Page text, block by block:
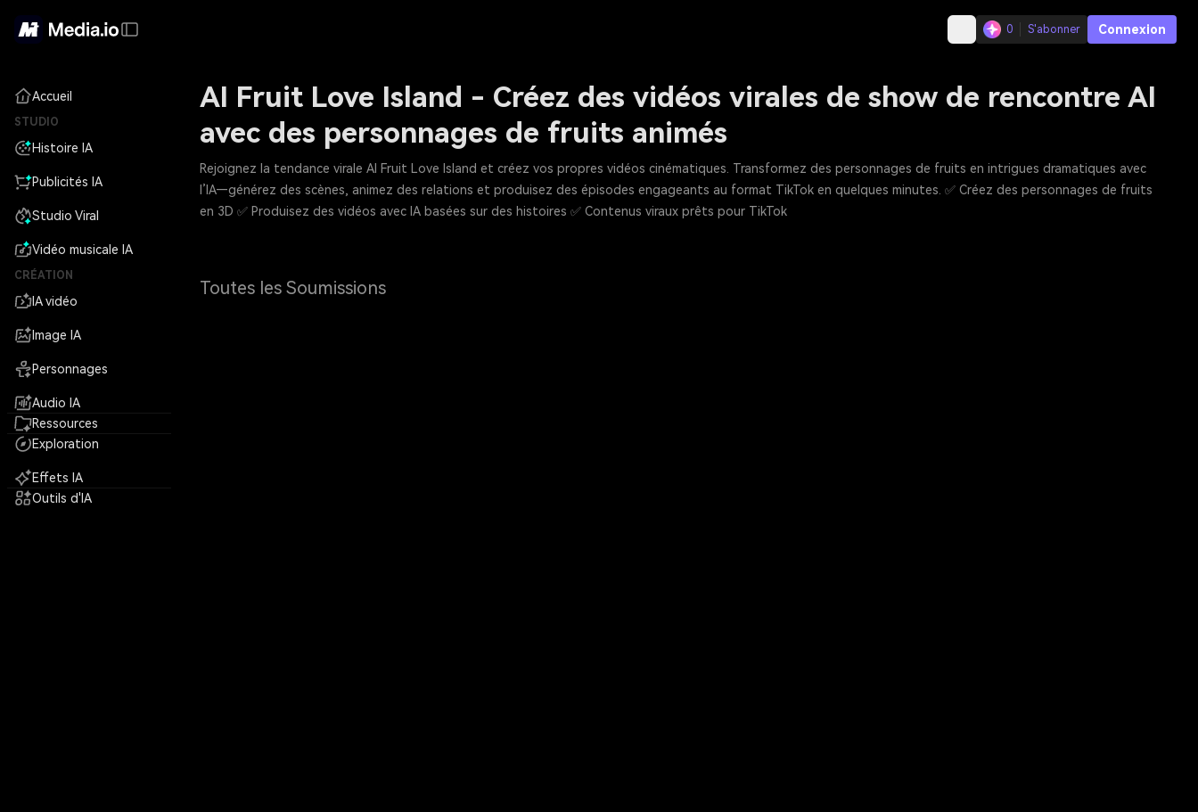
0 S'abonner Connexion
Accueil
STUDIO
Histoire IA
Publicités IA
Studio Viral
Vidéo musicale IA
CRÉATION
IA vidéo
Image IA
Personnages
Audio IA
Ressources
Exploration
Effets IA
Outils d'IA
AI Fruit Love Island - Créez des vidéos virales de show de rencontre AI
avec des personnages de fruits animés
Rejoignez la tendance virale AI Fruit Love Island et créez vos propres vidéos cinématiques. Transformez des personnages de fruits en intrigues dramatiques avec
l’IA—générez des scènes, animez des relations et produisez des épisodes engageants au format TikTok en quelques minutes. ✅ Créez des personnages de fruits
en 3D ✅ Produisez des vidéos avec IA basées sur des histoires ✅ Contenus viraux prêts pour TikTok
Toutes les Soumissions